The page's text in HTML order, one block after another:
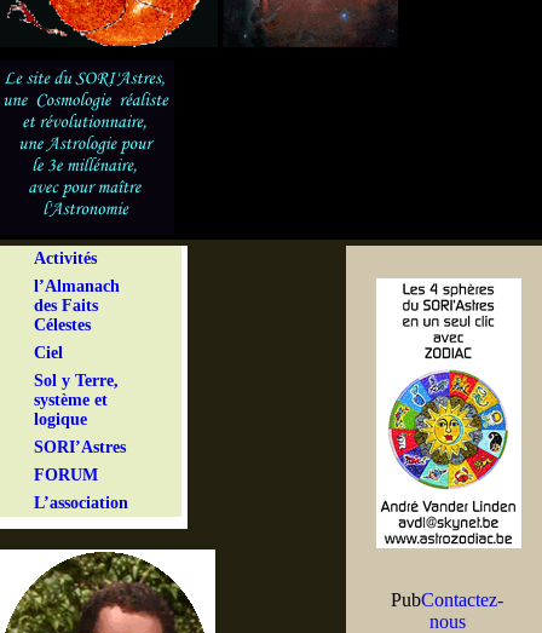
Activités
l’Almanach
des Faits
Célestes
Ciel
Sol y Terre,
système et
logique
SORI’Astres
FORUM
L’association
PubContactez-
nous